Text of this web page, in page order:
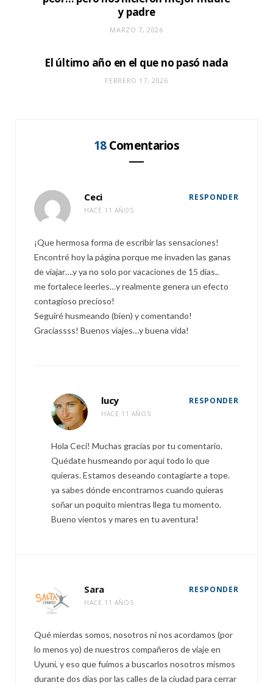
y padre
MARZO 7, 2026
El último año en el que no pasó nada
FEBRERO 17, 2026
18Comentarios
Ceci
HACE 11 AÑOS
RESPONDER
¡Que hermosa forma de escribir las sensaciones!
Encontré hoy la página porque me invaden las ganas
de viajar….y ya no solo por vacaciones de 15 días..
me fortalece leerles…y realmente genera un efecto
contagioso precioso!
Seguiré husmeando (bien) y comentando!
Graciassss! Buenos viajes…y buena vida!
lucy
HACE 11 AÑOS
RESPONDER
Hola Ceci! Muchas gracias por tu comentario.
Quédate husmeando por aquí todo lo que
quieras. Estamos deseando contagiarte a tope.
ya sabes dónde encontrarnos cuando quieras
soñar un poquito mientras llega tu momento.
Bueno vientos y mares en tu aventura!
Sara
HACE 11 AÑOS
RESPONDER
Qué mierdas somos, nosotros ni nos acordamos (por
lo menos yo) de nuestros compañeros de viaje en
Uyuni, y eso que fuimos a buscarlos nosotros mismos
durante dos días por las calles de la ciudad para cerrar